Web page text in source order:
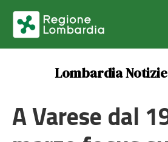
Lombardia Notizie
A Varese dal